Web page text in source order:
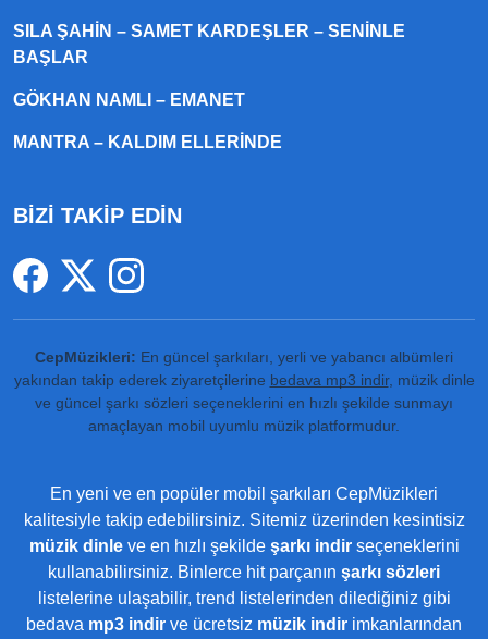
SILA ŞAHIN – SAMET KARDEŞLER – SENINLE
BAŞLAR
GÖKHAN NAMLI – EMANET
MANTRA – KALDIM ELLERINDE
BİZİ TAKİP EDİN
CepMüzikleri: En güncel şarkıları, yerli ve yabancı albümleri
yakından takip ederek ziyaretçilerine bedava mp3 indir, müzik dinle
ve güncel şarkı sözleri seçeneklerini en hızlı şekilde sunmayı
amaçlayan mobil uyumlu müzik platformudur.
En yeni ve en popüler mobil şarkıları CepMüzikleri
kalitesiyle takip edebilirsiniz. Sitemiz üzerinden kesintisiz
müzik dinleve en hızlı şekilde şarkı indirseçeneklerini
kullanabilirsiniz. Binlerce hit parçanın şarkı sözleri
listelerine ulaşabilir, trend listelerinden dilediğiniz gibi
bedava mp3 indir ve ücretsiz müzik indir imkanlarından